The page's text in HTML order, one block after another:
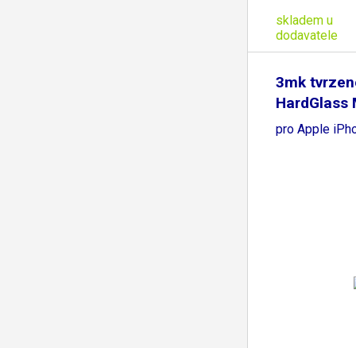
skladem u
dodavatele
3mk
HardGlass
pro Apple